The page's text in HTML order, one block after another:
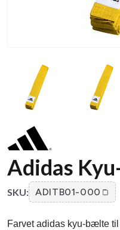
Adidas
SKU: ADITB01-000
Farvet adidas kyu-bælte